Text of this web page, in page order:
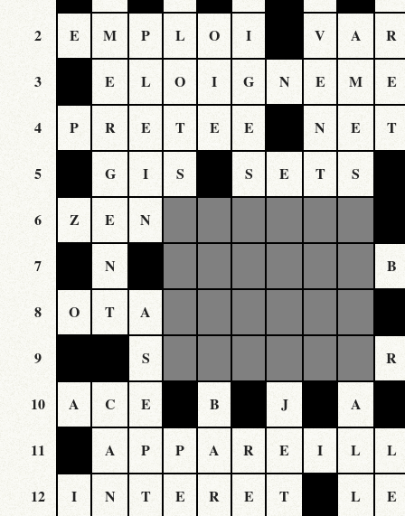
2 E M P L O I V A R
3 E L O I G N E M E
4 P R E T E E N E T
5 G I S S E T S
6 Z E N
7 N B
8 O T A
9 S R
10 A C E B J A
11 A P P A R E I L L
12 I N T E R E T L E